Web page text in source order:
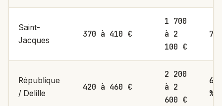
Saint-
Jacques
370 à 410 €
1 700
à 2
100 €
7
République
/ Delille
420 à 460 €
2 200
à 2
600 €
%